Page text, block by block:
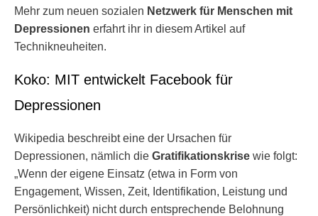
Mehr zum neuen sozialen Netzwerk für Menschen mit
Depressionen erfahrt ihr in diesem Artikel auf
Technikneuheiten.
Koko: MIT entwickelt Facebook für
Depressionen
Wikipedia beschreibt eine der Ursachen für
Depressionen, nämlich die Gratifikationskrise wie folgt:
„Wenn der eigene Einsatz (etwa in Form von
Engagement, Wissen, Zeit, Identifikation, Leistung und
Persönlichkeit) nicht durch entsprechende Belohnung